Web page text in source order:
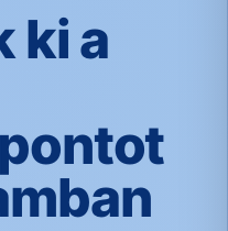
ki a